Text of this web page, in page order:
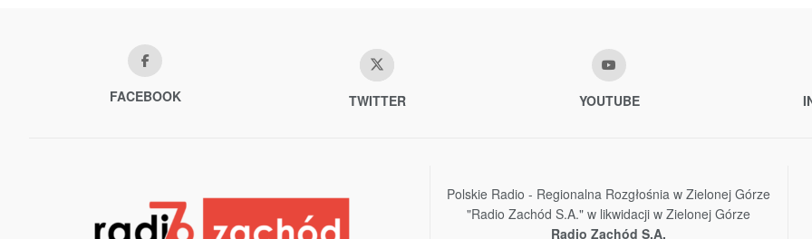
FACEBOOK TWITTER YOUTUBE
Polskie Radio - Regionalna Rozgłośnia w Zielonej Górze
"Radio Zachód S.A." w likwidacji w Zielonej Górze
Radio Zachód S.A.